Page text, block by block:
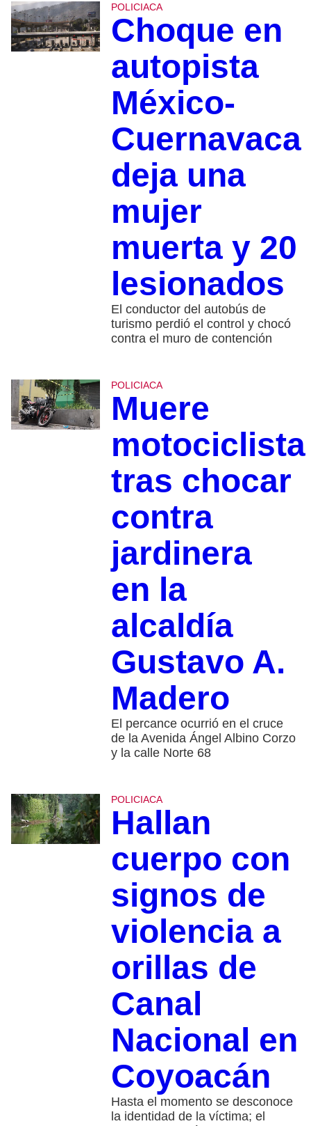
POLICIACA
Choque en
autopista
México-
Cuernavaca
deja una
mujer
muerta y 20
lesionados
El conductor del autobús de
turismo perdió el control y chocó
contra el muro de contención
POLICIACA
Muere
motociclista
tras chocar
contra
jardinera
en la
alcaldía
Gustavo A.
Madero
El percance ocurrió en el cruce
de la Avenida Ángel Albino Corzo
y la calle Norte 68
POLICIACA
Hallan
cuerpo con
signos de
violencia a
orillas de
Canal
Nacional en
Coyoacán
Hasta el momento se desconoce
la identidad de la víctima; el